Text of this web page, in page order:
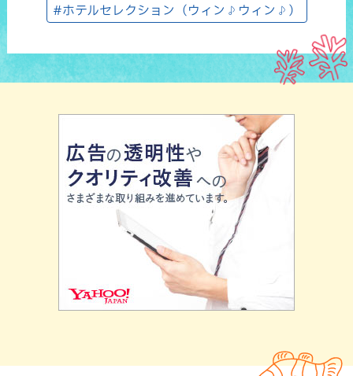
#ホテルセレクション（ウィン♪ウィン♪）